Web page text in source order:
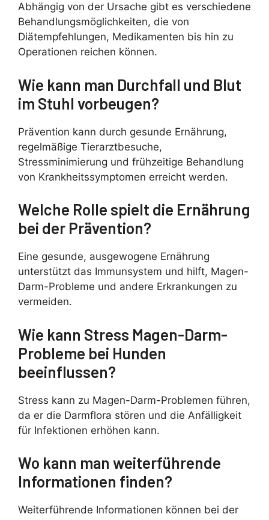
Abhängig von der Ursache gibt es verschiedene
Behandlungsmöglichkeiten, die von
Diätempfehlungen, Medikamenten bis hin zu
Operationen reichen können.
Wie kann man Durchfall und Blut
im Stuhl vorbeugen?
Prävention kann durch gesunde Ernährung,
regelmäßige Tierarztbesuche,
Stressminimierung und frühzeitige Behandlung
von Krankheitssymptomen erreicht werden.
Welche Rolle spielt die Ernährung
bei der Prävention?
Eine gesunde, ausgewogene Ernährung
unterstützt das Immunsystem und hilft, Magen-
Darm-Probleme und andere Erkrankungen zu
vermeiden.
Wie kann Stress Magen-Darm-
Probleme bei Hunden
beeinflussen?
Stress kann zu Magen-Darm-Problemen führen,
da er die Darmflora stören und die Anfälligkeit
für Infektionen erhöhen kann.
Wo kann man weiterführende
Informationen finden?
Weiterführende Informationen können bei der